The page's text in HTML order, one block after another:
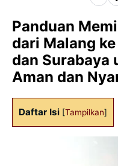
Panduan
dari Malang
dan Surabaya
Aman dan
Daftar Isi [Tampilkan]